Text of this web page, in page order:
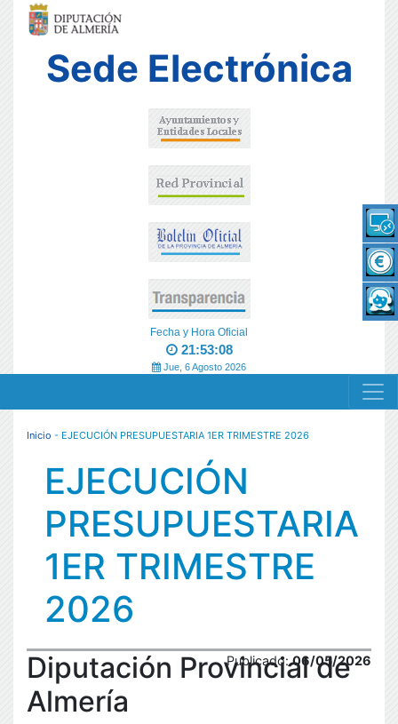
Sede Electrónica
Fecha y Hora Oficial
21:53:08
Jue, 6 Agosto 2026
MENÚ RESPONSIVE
Inicio - EJECUCIÓN PRESUPUESTARIA 1ER TRIMESTRE 2026
EJECUCIÓN
PRESUPUESTARIA
1ER TRIMESTRE
2026
Diputación Provincial de
Almería
Publicado:06/05/2026